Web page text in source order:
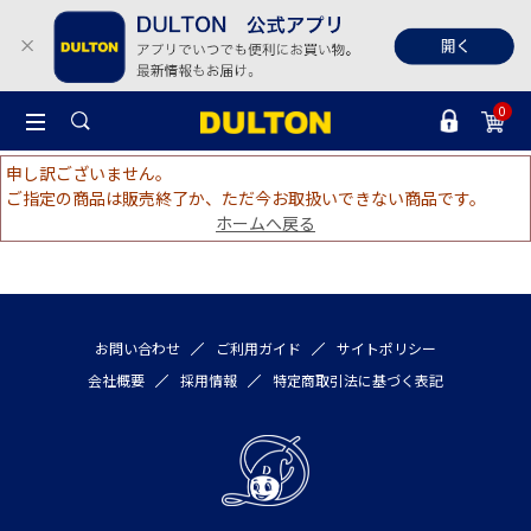
0
申し訳ございません。
ご指定の商品は販売終了か、ただ今お取扱いできない商品です。
ホームへ戻る
お問い合わせ ご利用ガイド
サイトポリシー
会社概要
採用情報 特定商取引法に基づく表記